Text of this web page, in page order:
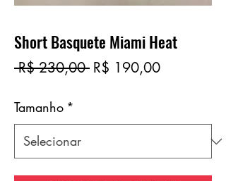
Short Basquete Miami Heat
R$ 230,00 Preço
R$ 190,00Preço
Tamanho *